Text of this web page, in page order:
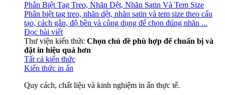
Phân Biệt Tag Treo, Nhãn Dệt, Nhãn Satin Và Tem Size
Phân biệt tag treo, nhãn dệt, nhãn satin và tem size theo cấu
tạo, cách gắn, độ bền và công dụng để chọn đúng nhãn ...
Đọc bài viết
Thư viện kiến thức Chọn chủ đề phù hợp để chuẩn bị và
đặt in hiệu quả hơn
Tất cả kiến thức
Kiến thức in ấn
Quy cách, chất liệu và kinh nghiệm in ấn thực tế.